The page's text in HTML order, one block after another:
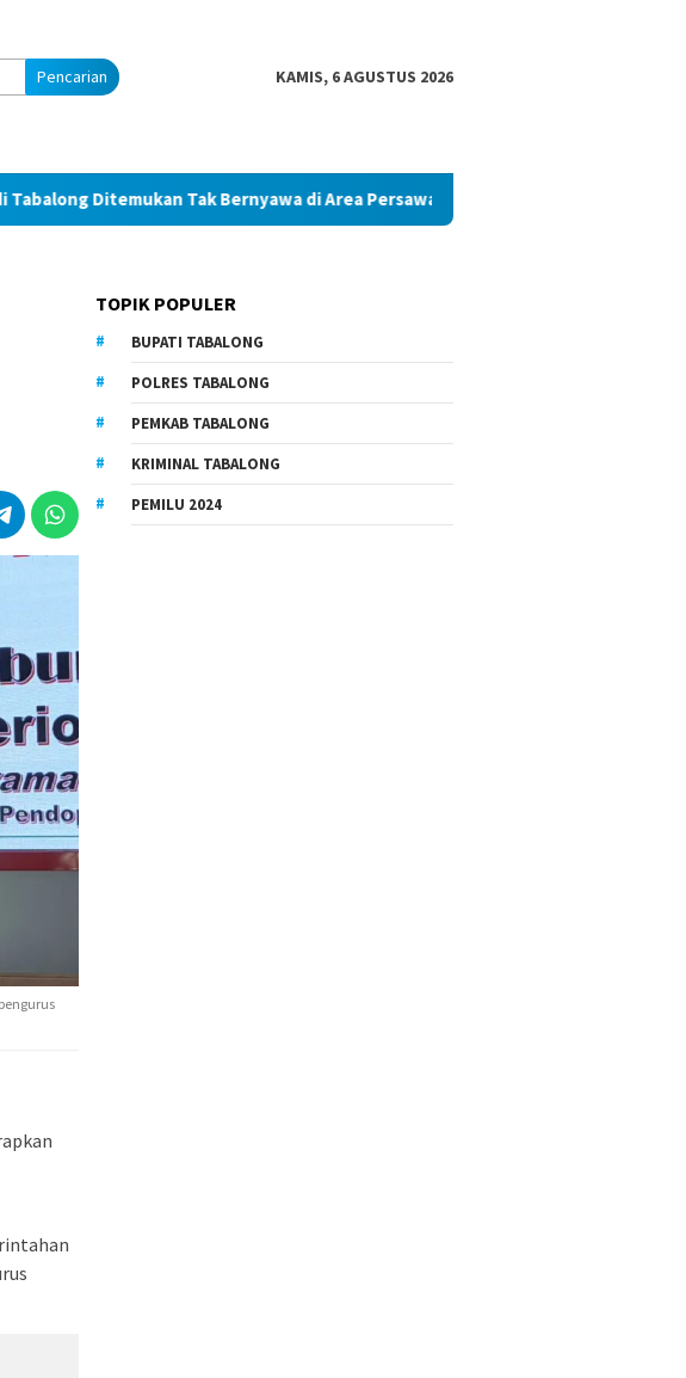
Pencarian KAMIS, 6 AGUSTUS 2026
Tak Bernyawa di Area Persawahan
TOPIK POPULER
BUPATI TABALONG
POLRES TABALONG
PEMKAB TABALONG
KRIMINAL TABALONG
PEMILU 2024